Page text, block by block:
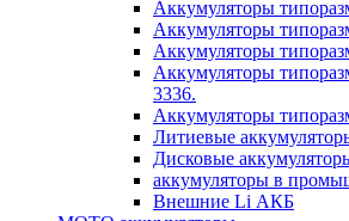
Аккумуляторы
Аккумуляторы
Аккумуляторы
Аккумуляторы
3336.
Аккумуляторы
Литиевые
Дисковые
аккумуляторы в
Внешние Li АКБ